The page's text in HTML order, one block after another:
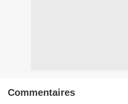
Commentaires